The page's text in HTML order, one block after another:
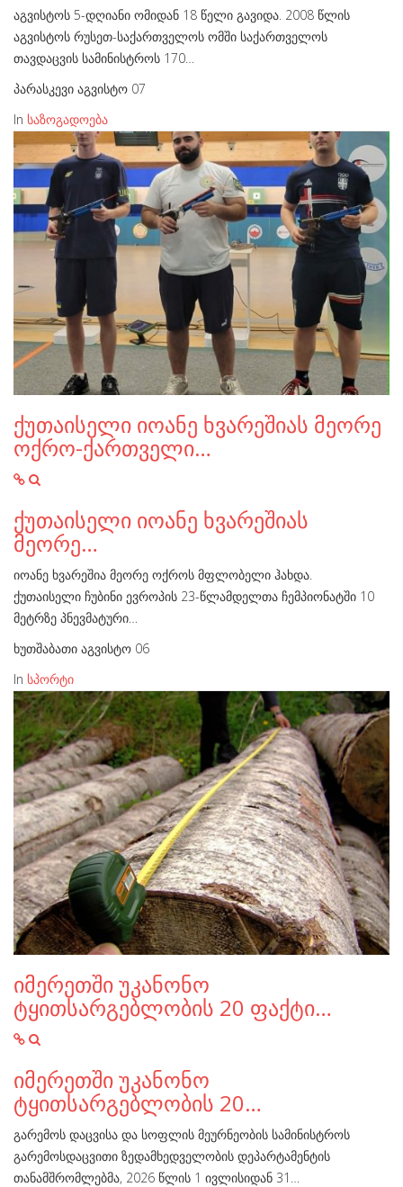
აგვისტოს 5-დღიანი ომიდან 18 წელი გავიდა. 2008 წლის
აგვისტოს რუსეთ-საქართველოს ომში საქართველოს
თავდაცვის სამინისტროს 170…
პარასკევი აგვისტო 07
In საზოგადოება
ქუთაისელი იოანე ხვარეშიას მეორე
ოქრო-ქართველი…
ქუთაისელი იოანე ხვარეშიას
მეორე…
იოანე ხვარეშია მეორე ოქროს მფლობელი ჰახდა.
ქუთაისელი ჩუბინი ევროპის 23-წლამდელთა ჩემპიონატში 10
მეტრზე პნევმატური…
ხუთშაბათი აგვისტო 06
In სპორტი
იმერეთში უკანონო
ტყითსარგებლობის 20 ფაქტი…
იმერეთში უკანონო
ტყითსარგებლობის 20…
გარემოს დაცვისა და სოფლის მეურნეობის სამინისტროს
გარემოსდაცვითი ზედამხედველობის დეპარტამენტის
თანამშრომლებმა, 2026 წლის 1 ივლისიდან 31…